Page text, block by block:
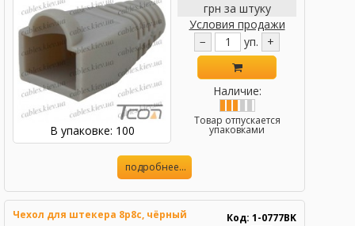
В упаковке: 100
грн за штуку
Условия продажи
−
уп. +
Наличие:
Товар отпускается
упаковками
подробнее...
Чехол для штекера 8p8c, чёрный Код: 1-0777BK